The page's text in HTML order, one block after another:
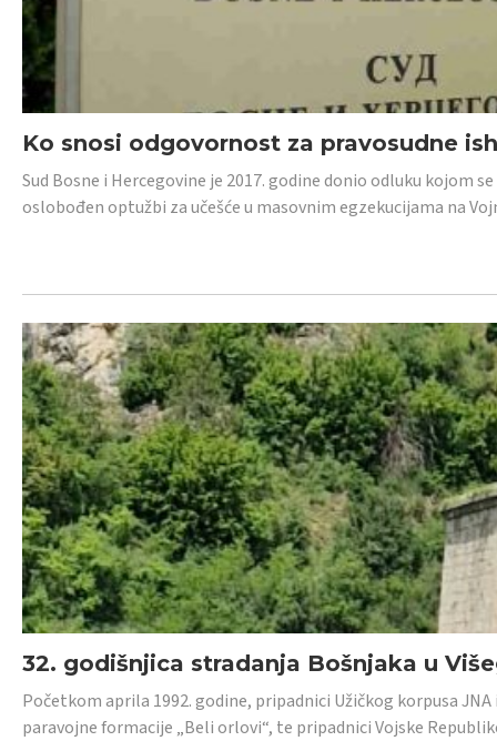
Ko snosi odgovornost za pravosudne
Sud Bosne i Hercegovine je 2017. godine donio odluku kojom
oslobođen optužbi za učešće u masovnim egzekucijama na
32. godišnjica stradanja Bošnjaka u
Početkom aprila 1992. godine, pripadnici Užičkog korpusa
paravojne formacije „Beli orlovi“, te pripadnici Vojske